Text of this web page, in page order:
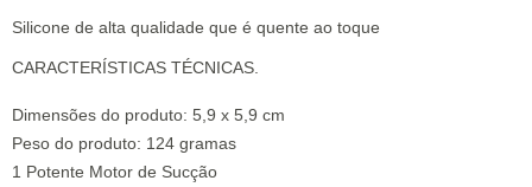
Silicone de alta qualidade que é quente ao toque
CARACTERÍSTICAS TÉCNICAS.
Dimensões do produto: 5,9 x 5,9 cm
Peso do produto: 124 gramas
1 Potente Motor de Sucção